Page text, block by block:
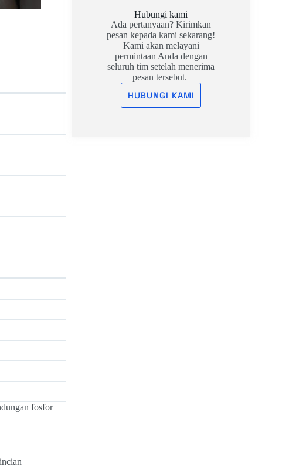
fosfor
Hubungi kami
Ada pertanyaan? Kirimkan
pesan kepada kami sekarang!
Kami akan melayani
permintaan Anda dengan
seluruh tim setelah menerima
pesan tersebut.
HUBUNGI KAMI